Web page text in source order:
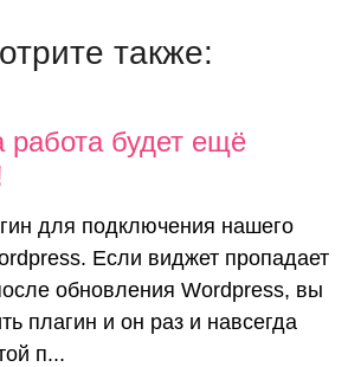
также:
ваша
будет ещё
для подключения нашего
Если виджет пропадает
обновления Wordpress, вы
плагин и он раз и навсегда
п...